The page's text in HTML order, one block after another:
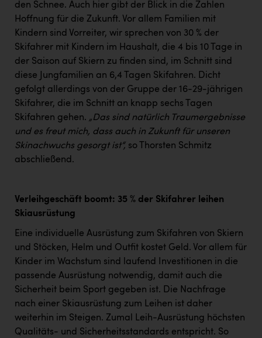
den Schnee. Auch hier gibt der Blick in die Zahlen
Hoffnung für die Zukunft. Vor allem Familien mit
Kindern sind Vorreiter, wir sprechen von 30 % der
Skifahrer mit Kindern im Haushalt, die 4 bis 10 Tage in
der Saison auf Skiern zu finden sind, im Schnitt sind
diese Jungfamilien an 6,4 Tagen Skifahren. Dicht
gefolgt allerdings von der Gruppe der 16-29-jährigen
Skifahrer, die im Schnitt an knapp sechs Tagen
Skifahren gehen. „Das sind natürlich Traumergebnisse
und es freut mich, dass auch in Zukunft für unseren
Skinachwuchs gesorgt ist“, so Thorsten Schmitz
abschließend.
Verleihgeschäft boomt: 35 % der Skifahrer leihen
Skiausrüstung
Eine individuelle Ausrüstung zum Skifahren von Skiern
und Stöcken, Helm und Outfit kostet Geld. Vor allem für
Kinder im Wachstum sind laufend Investitionen in die
passende Ausrüstung notwendig, damit auch die
Sicherheit beim Sport gegeben ist. Die Nachfrage
nach einer Skiausrüstung zum Leihen ist daher
weiterhin im Steigen. Zumal Leih-Ausrüstung höchsten
Qualitäts- und Sicherheitsstandards entspricht. So